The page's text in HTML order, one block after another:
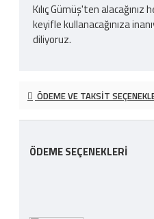
Kılıç Gümüş'ten
keyifle kullanacağınıza
diliyoruz.
ÖDEME VE TAKSIT
ÖDEME SEÇENEKLERI